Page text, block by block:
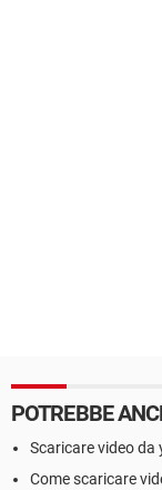
POTREBBE
Scaricare video da
Come scaricare